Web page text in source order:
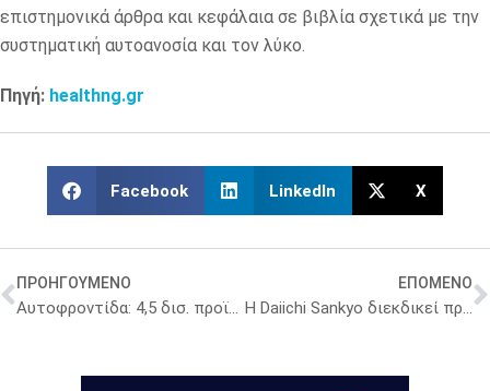
επιστημονικά άρθρα και κεφάλαια σε βιβλία σχετικά με την
συστηματική αυτοανοσία και τον λύκο.
Πηγή: healthng.gr
Facebook LinkedIn X
ΠΡΟΗΓΟΥΜΕΝΟ
Αυτοφροντίδα: 4,5 δισ. προϊόντα πουλήθηκαν στην Ευρώπη το 2025
ΕΠΟΜΕΝΟ
Η Daiichi Sankyo διεκδικεί πρωταγωνιστικό ρόλο στην ογκολογία